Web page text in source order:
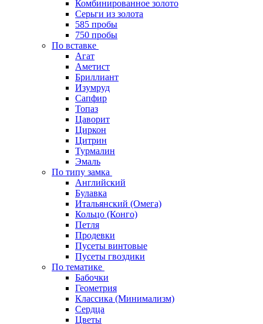
Комбинированное золото
Серьги из золота
585 пробы
750 пробы
По вставке
Агат
Аметист
Бриллиант
Изумруд
Сапфир
Топаз
Цаворит
Циркон
Цитрин
Турмалин
Эмаль
По типу замка
Английский
Булавка
Итальянский (Омега)
Кольцо (Конго)
Петля
Продевки
Пусеты винтовые
Пусеты гвоздики
По тематике
Бабочки
Геометрия
Классика (Минимализм)
Сердца
Цветы